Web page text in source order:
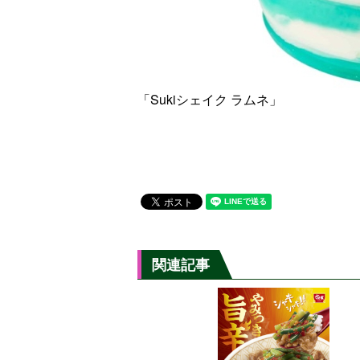
「Sukiシェイク ラムネ」
関連記事